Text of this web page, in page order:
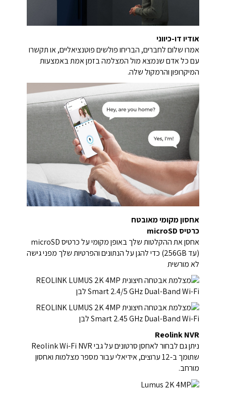
אודיו דו-כיווני
אמרו שלום לחברים, הבריחו פולשים פוטנציאליים, או תקשרו
עם כל אדם שנמצא מול המצלמה בזמן אמת באמצעות
המיקרופון והרמקול שלה.
אחסון מקומי מאובטח
כרטיס microSD
אחסן את ההקלטות שלך באופן מקומי על כרטיס microSD
(עד 256GB) כדי להגן על הנתונים והפרטיות שלך מפני גישה
לא מורשית
Reolink NVR
ניתן גם לבחור לאחסן סרטונים על גבי Reolink Wi-Fi NVR
שתומך ב-12 ערוצים, אידיאלי עבור מספר מצלמות ואחסון
מורחב.